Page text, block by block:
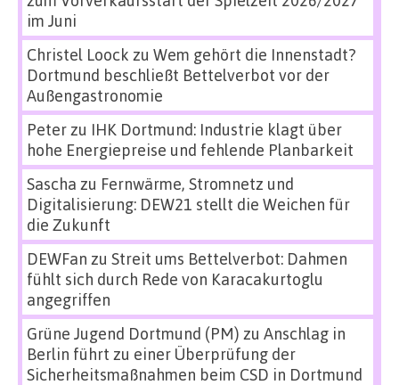
im Juni
Christel Loock zu Wem gehört die Innenstadt?
Dortmund beschließt Bettelverbot vor der
Außengastronomie
Peterzu IHK Dortmund: Industrie klagt über
hohe Energiepreise und fehlende Planbarkeit
Sascha zu Fernwärme, Stromnetz und
Digitalisierung: DEW21 stellt die Weichen für
die Zukunft
DEWFan zu Streit ums Bettelverbot: Dahmen
fühlt sich durch Rede von Karacakurtoglu
angegriffen
Grüne Jugend Dortmund (PM) zu Anschlag in
Berlin führt zu einer Überprüfung der
Sicherheitsmaßnahmen beim CSD in Dortmund